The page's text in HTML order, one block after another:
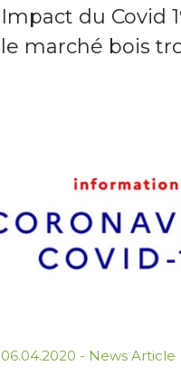
Impact du Covid
le marché bois
06.04.2020 - News Article